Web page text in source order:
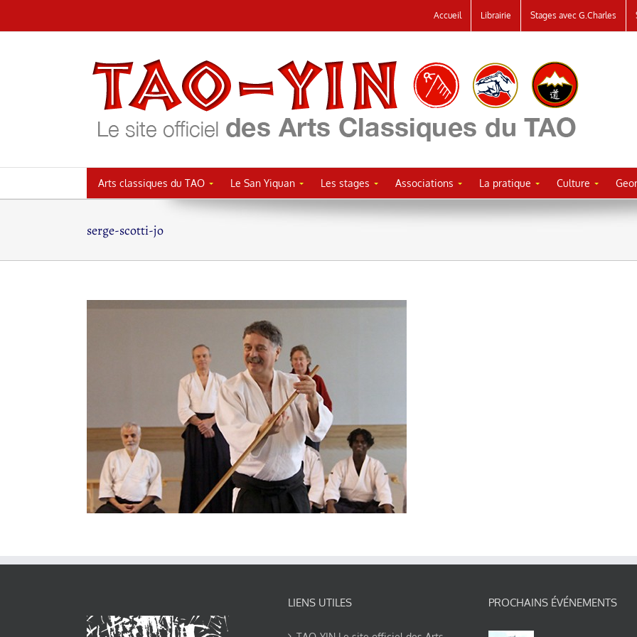
au
Accueil Librairie Stages avec G.Charles
Arts classiques du TAO Le San Yiquan Les stages Associations La pratique Culture
serge-scotti-jo
LIENS UTILES PROCHAINS ÉVÉNEMENTS